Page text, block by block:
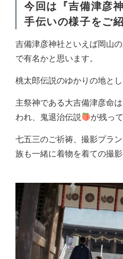
今回は『吉備津彦
手伝いの様子をご紹
吉備津彦神社といえば岡山
で有名かと思います。
桃太郎伝説のゆかりの地とし
主祭神である大吉備津彦命
われ、鬼退治伝説
が残っ
七五三のご祈祷、撮影プラ
族も一緒に着物を着ての撮